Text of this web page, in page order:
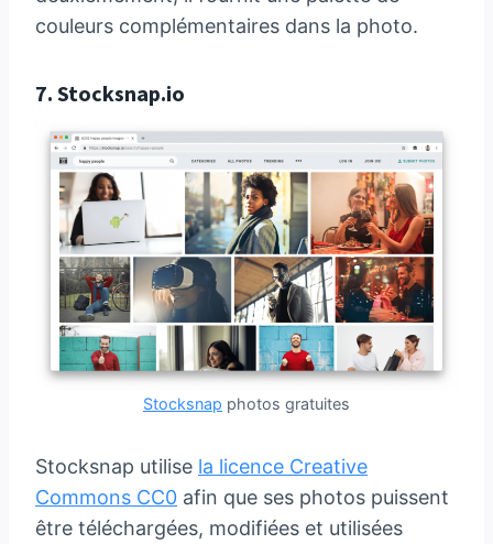
couleurs complémentaires dans la photo.
7. Stocksnap.io
Stocksnap photos gratuites
Stocksnap utilise la licence Creative
Commons CC0 afin que ses photos puissent
être téléchargées, modifiées et utilisées